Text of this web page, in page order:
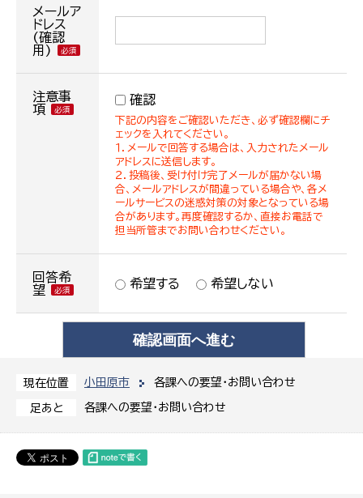
現在位置 小田原市 各課への要望・お問い合わせ
足あと 各課への要望・お問い合わせ
メールア
ドレス
(確認
用)
注意事
項
確認
下記の内容をご確認いただき、必ず確認欄にチ
ェックを入れてください。
１．メールで回答する場合は、入力されたメール
アドレスに送信します。
２．投稿後、受け付け完了メールが届かない場
合、メールアドレスが間違っている場合や、各メ
ールサービスの迷惑対策の対象となっている場
合があります。再度確認するか、直接お電話で
担当所管までお問い合わせください。
回答希
望
希望する 希望しない